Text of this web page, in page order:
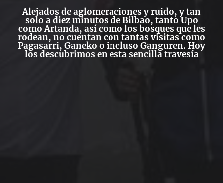
Alejados de aglomeraciones y ruido, y tan
solo a diez minutos de Bilbao, tanto Upo
como Artanda, así como los bosques que les
rodean, no cuentan con tantas visitas como
Pagasarri, Ganeko o incluso Ganguren. Hoy
los descubrimos en esta sencilla travesía